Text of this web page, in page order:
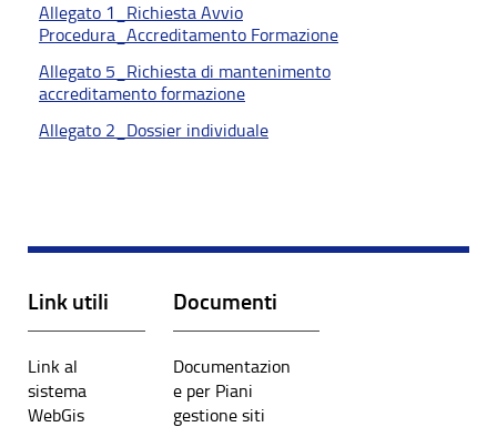
Allegato 1_Richiesta Avvio
Procedura_Accreditamento Formazione
Allegato 5_Richiesta di mantenimento
accreditamento formazione
Allegato 2_Dossier individuale
Link utili
Link al
sistema
WebGis
Documenti
Documentazion
e per Piani
gestione siti